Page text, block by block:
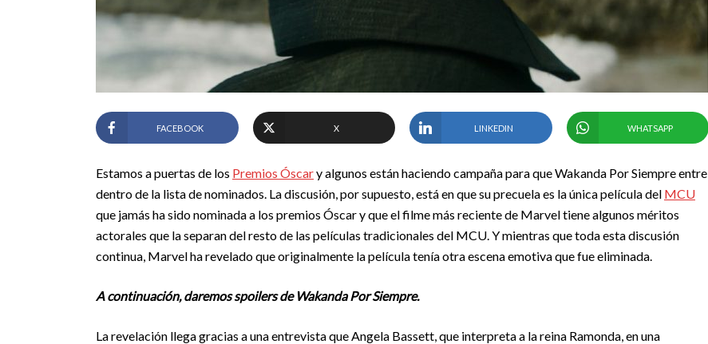
FACEBOOK X LINKEDIN WHATSAPP
Estamos a puertas de los Premios Óscary algunos están haciendo campaña para que Wakanda Por Siempre entre
dentro de la lista de nominados. La discusión, por supuesto, está en que su precuela es la única película del MCU
que jamás ha sido nominada a los premios Óscar y que el filme más reciente de Marvel tiene algunos méritos
actorales que la separan del resto de las películas tradicionales del MCU. Y mientras que toda esta discusión
continua, Marvel ha revelado que originalmente la película tenía otra escena emotiva que fue eliminada.
A continuación, daremos spoilers de Wakanda Por Siempre.
La revelación llega gracias a una entrevista que Angela Bassett, que interpreta a la reina Ramonda, en una